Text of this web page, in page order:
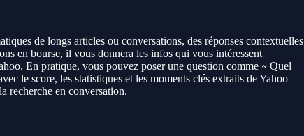
de longs articles ou conversations, des réponses contextuelles
en bourse, il vous donnera les infos qui vous intéressent
En pratique, vous pouvez poser une question comme « Quel
le score, les statistiques et les moments clés extraits de Yahoo
recherche en conversation.